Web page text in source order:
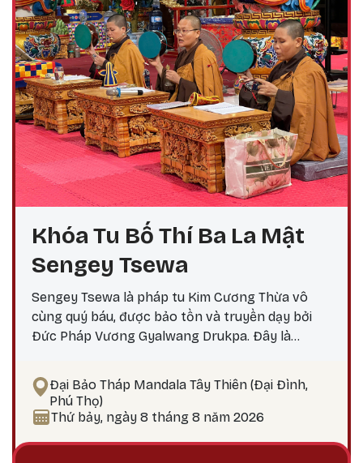
Khóa Tu Bố Thí Ba La Mật
Sengey Tsewa
Sengey Tsewa là pháp tu Kim Cương Thừa vô
cùng quý báu, được bảo tồn và truyền dạy bởi
Đức Pháp Vương Gyalwang Drukpa. Đây là
phiền não bám chấp khổ đau Tích lũy công đức,
hướng tới giác ngộ Tại sao nên thực hành vào
ngày 25? Theo lịch Kim Cương Thừa, ngày 25 là
Đại Bảo Tháp Mandala Tây Thiên (Đại Đình,
Phú Thọ)
Thứ bảy, ngày 8 tháng 8 năm 2026